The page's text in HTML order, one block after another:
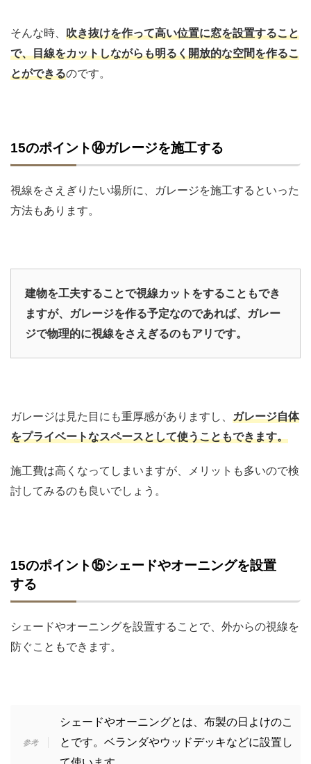
そんな時、 吹き抜けを作って高い位置に窓を設置すること
で、目線をカットしながらも明るく開放的な空間を作るこ
とができるのです。
15のポイント⑭ガレージを施工する
視線をさえぎりたい場所に、ガレージを施工するといった
方法もあります。
建物を工夫することで視線カットをすることもでき
ますが、ガレージを作る予定なのであれば、ガレー
ジで物理的に視線をさえぎるのもアリです。
ガレージは見た目にも重厚感がありますし、 ガレージ自体
をプライベートなスペースとして使うこともできます。
施工費は高くなってしまいますが、メリットも多いので検
討してみるのも良いでしょう。
15のポイント⑮シェードやオーニングを設置
する
シェードやオーニングを設置することで、外からの視線を
防ぐこともできます。
シェードやオーニングとは、布製の日よけのこ
とです。ベランダやウッドデッキなどに設置し